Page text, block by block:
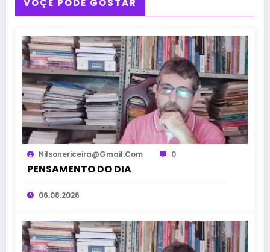
VOÇÊ PODE GOSTAR
Nilsonericeira@gmail.com 0
PENSAMENTO DO DIA
06.08.2026